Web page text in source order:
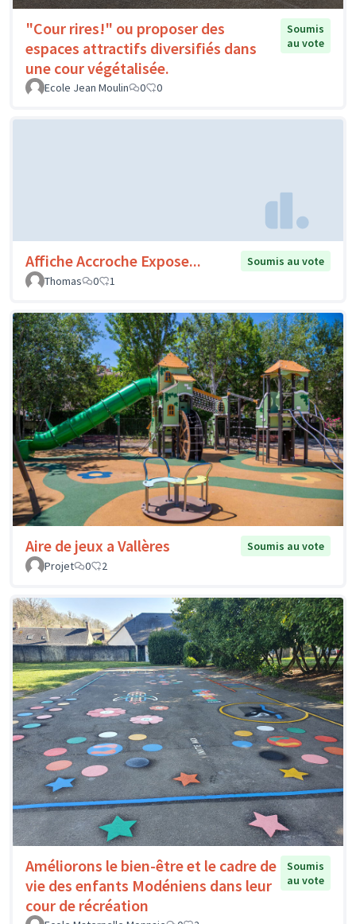
"Cour rires!" ou proposer des
espaces attractifs diversifiés dans
une cour végétalisée.
Soumis
au vote
Ecole Jean Moulin 0 0
Affiche Accroche Expose...
Soumis au vote
Thomas
0 1
Aire de jeux a Vallères
Soumis au vote
Projet
0 2
Améliorons le bien-être et le cadre de
vie des enfants Modéniens dans leur
cour de récréation
Soumis
au vote